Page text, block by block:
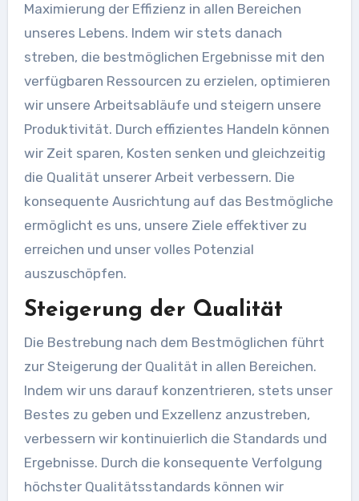
Maximierung der Effizienz in allen Bereichen
unseres Lebens. Indem wir stets danach
streben, die bestmöglichen Ergebnisse mit den
verfügbaren Ressourcen zu erzielen, optimieren
wir unsere Arbeitsabläufe und steigern unsere
Produktivität. Durch effizientes Handeln können
wir Zeit sparen, Kosten senken und gleichzeitig
die Qualität unserer Arbeit verbessern. Die
konsequente Ausrichtung auf das Bestmögliche
ermöglicht es uns, unsere Ziele effektiver zu
erreichen und unser volles Potenzial
auszuschöpfen.
Steigerung der Qualität
Die Bestrebung nach dem Bestmöglichen führt
zur Steigerung der Qualität in allen Bereichen.
Indem wir uns darauf konzentrieren, stets unser
Bestes zu geben und Exzellenz anzustreben,
verbessern wir kontinuierlich die Standards und
Ergebnisse. Durch die konsequente Verfolgung
höchster Qualitätsstandards können wir